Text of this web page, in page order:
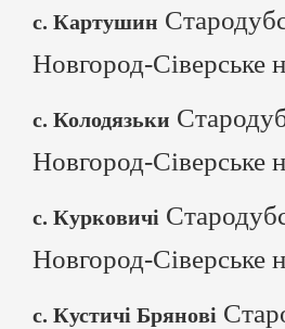
с. Картушин
Новгород-Сіверське
с. Колодязьки
Новгород-Сіверське
с. Курковичі
Новгород-Сіверське
с. Кустичі Брянові